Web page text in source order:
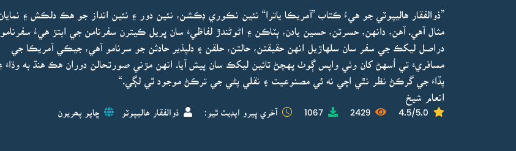
”ذوالفقار هاليپوٽي جو هيءُ ڪتاب ”آمريڪا ياترا“ نئين نڪوري ڊڪشن، نئين دور ۽ نئين انداز جو هڪ دلڪش ۽ نمايان
مثال آهي. آهن، دانهن، حسرتن، حسين يادن، ٻٽاڪن ۽ اڻوڻندڙ لفاظيءَ سان ڀريل ڪيترن سفرنامن جي ابتڙ هيءُ سفرنامو
دراصل ليکڪ جي سفر سان سلهاڙيل انهن حقيقتن، حالتن، حلقن ۽ دلپذير حادثن جو سرنامو آهي، جيڪي آمريڪا جي
مسافريءَ تي اُسهڻ کان وٺي واپس ڳوٺ پهچڻ تائين ليکڪ سان پيش آيا. انهن مڙني صورتحالن دوران هڪ هنڌ به وڌاءَ ۽
پڏاءَ جي گرڪڻ نظر نٿي اچي نه ئي مصنوعيت ۽ نقلي پڻي جي ترڪڻ موجود ٿي لڳي.“
انعام شيخ
4.5/5.0
2429
1067 آخري ڀيرو اپڊيٽ ٿيو: ذوالفقار هاليپوٽو ڇاپو پھريون